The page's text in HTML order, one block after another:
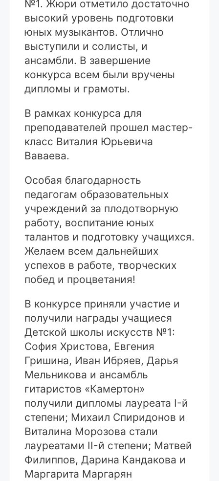
№1. Жюри отметило достаточно
высокий уровень подготовки
юных музыкантов. Отлично
выступили и солисты, и
ансамбли. В завершение
конкурса всем были вручены
дипломы и грамоты.
В рамках конкурса для
преподавателей прошел мастер-
класс Виталия Юрьевича
Ваваева.
Особая благодарность
педагогам образовательных
учреждений за плодотворную
работу, воспитание юных
талантов и подготовку учащихся.
Желаем всем дальнейших
успехов в работе, творческих
побед и процветания!
В конкурсе приняли участие и
получили награды учащиеся
Детской школы искусств №1:
София Христова, Евгения
Гришина, Иван Ибряев, Дарья
Мельникова и ансамбль
гитаристов «Камертон»
получили дипломы лауреата I-й
степени; Михаил Спиридонов и
Виталина Морозова стали
лауреатами II-й степени; Матвей
Филиппов, Дарина Кандакова и
Маргарита Маргарян